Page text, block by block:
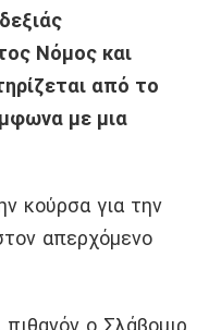
Νόμος και
από το
με μια
κούρσα για την
απερχόμενο
ο Σλάβομιρ